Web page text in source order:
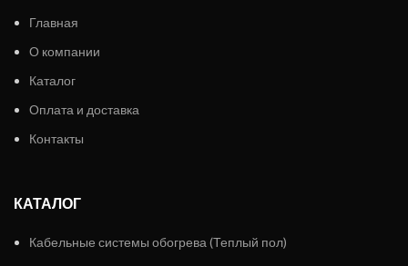
Главная
О компании
Каталог
Оплата и доставка
Контакты
КАТАЛОГ
Кабельные системы обогрева (Теплый пол)